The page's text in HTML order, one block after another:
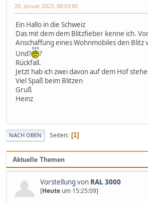
Aktuelle Themen
Vorstellung von RAL 3000
[Heuteum 15:25:09]
20. Januar 2023, 08:03:00
Ein Hallo in die Schweiz
Das mit dem dem Blitzfieber kenne ich.
Anschaffung eines Wohnmobiles den Blitz
Und?
?
Rückfall.
Jetzt hab ich zwei davon auf dem Hof
Viel Spaß beim Blitzen
Gruß
Heinz
NACH OBEN Seiten 1